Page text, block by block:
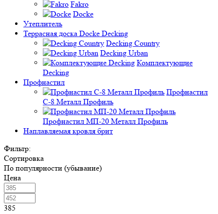
Fakro
Docke
Утеплитель
Террасная доска Docke Decking
Decking Country
Decking Urban
Комплектующие
Decking
Профнастил
Профнастил
C-8 Металл Профиль
Профнастил МП-20 Металл Профиль
Наплавляемая кровля брит
Фильтр:
Сортировка
По популярности (убывание)
Цена
385